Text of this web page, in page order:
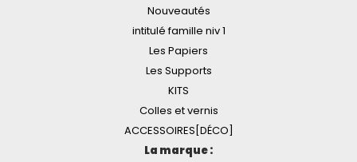
Nouveautés
intitulé famille niv 1
Les Papiers
Les Supports
KITS
Colles et vernis
ACCESSOIRES[DÉCO]
La marque :